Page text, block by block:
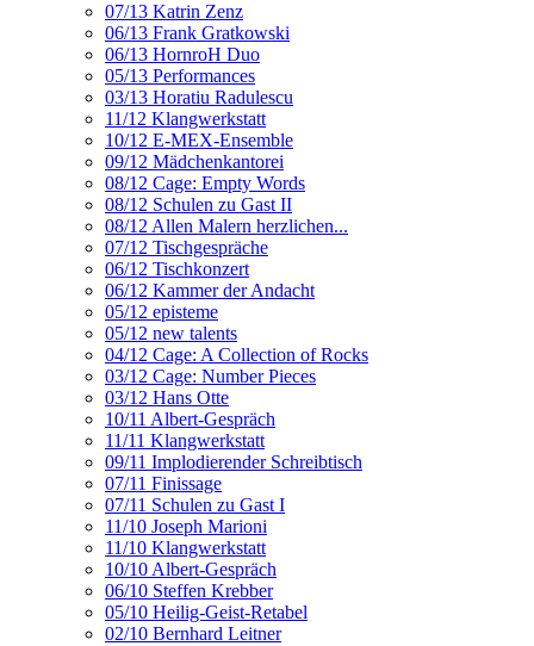
07/13 Katrin Zenz
06/13 Frank Gratkowski
06/13 HornroH Duo
05/13 Performances
03/13 Horatiu Radulescu
11/12 Klangwerkstatt
10/12 E-MEX-Ensemble
09/12 Mädchenkantorei
08/12 Cage: Empty Words
08/12 Schulen zu Gast II
08/12 Allen Malern herzlichen...
07/12 Tischgespräche
06/12 Tischkonzert
06/12 Kammer der Andacht
05/12 episteme
05/12 new talents
04/12 Cage: A Collection of Rocks
03/12 Cage: Number Pieces
03/12 Hans Otte
10/11 Albert-Gespräch
11/11 Klangwerkstatt
09/11 Implodierender Schreibtisch
07/11 Finissage
07/11 Schulen zu Gast I
11/10 Joseph Marioni
11/10 Klangwerkstatt
10/10 Albert-Gespräch
06/10 Steffen Krebber
05/10 Heilig-Geist-Retabel
02/10 Bernhard Leitner